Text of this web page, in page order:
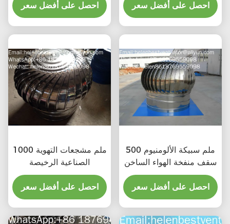
احصل على أفضل سعر
احصل على أفضل سعر
1000 ملم مشجعات التهوية
الصناعية الرخيصة
احصل على أفضل سعر
500 ملم سبيكة الألومنيوم
سقف منفخة الهواء الساخن
احصل على أفضل سعر